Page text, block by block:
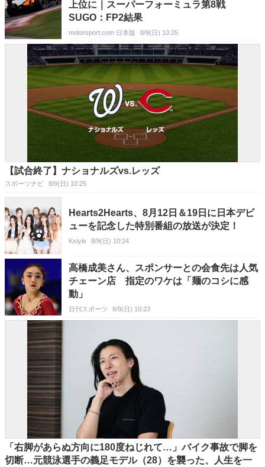
上位に｜スーパーフォーミュラ第8戦
SUGO：FP2結果
motorsport.com 日本版 8/9(日) 10:25
【試合終了】ナショナルズvs.レッズ
スポーツナビ 8/9(日) 10:25
Hearts2Hearts、8月12日＆19日に日本デビ
ューを記念した特別番組の放送が決定！
Kstyle 8/9(日) 10:24
高橋成美さん、スポンサーとの会食先は人気
チェーン店 指定のワケは「麺のコシに感
動」
日刊スポーツ 8/9(日) 10:23
「右脚があらぬ方向に180度ねじれて…」バイク事故で脚を
切断…元競泳選手の義足モデル（28）を襲った、人生を一